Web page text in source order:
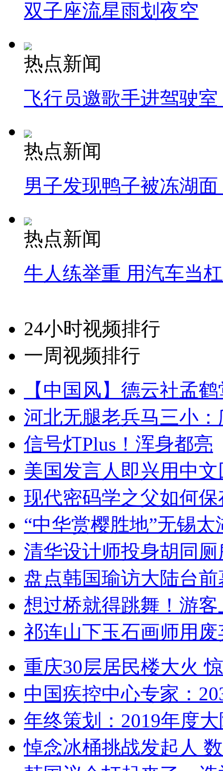
双子座流星雨划夜空
热点新闻
飞行员邀歌手进驾驶
热点新闻
男子发现鸭子被冻湖
热点新闻
牛人练举重 用汽车当
24小时视频排行
一周视频排行
【中国风】德云社孟
河北无腿老兵马三小
信号灯Plus！浑身都亮
美国发言人即兴用中
现代密码学之父如何
“中华赏樱胜地”无锡
清华设计师投身胡同
盘点韩国瑜访大陆台
想过桥就得跳舞！游客
祁连山下玉石画师用
重庆30层居民楼大火
中国疾控中心专家：
年终策划：2019年度
悼念冰桶挑战发起人